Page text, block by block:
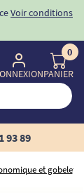
Voir conditions
0
PANIER
93 89
et gobelet